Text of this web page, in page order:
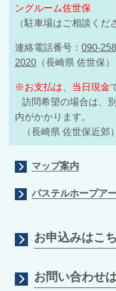
ングルーム佐世保
（駐車場はご相談くだ
連絡電話番号： 090-
2020 （長崎県 佐世保）
※お支払は、当日現金
訪問希望の場合は、
内がかかります。
（長崎県 佐世保近郊）
マップ案内
パステルホープア
お申込みは
お問い合わせ